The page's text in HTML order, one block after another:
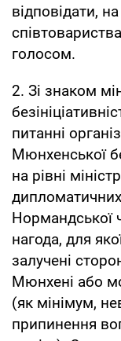
відповідати,
голосом.
2. Зі знаком
питанні
Мюнхенської
на рівні
Нормандської
нагода, для
залучені
Мюнхені або
(як мінімум,
припинення